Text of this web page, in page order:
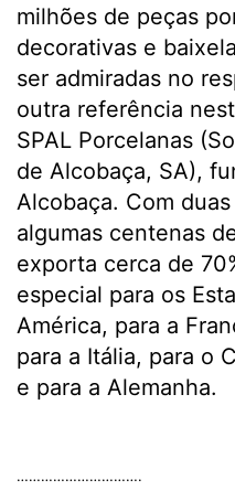
milhões de peças
decorativas e
ser admiradas no
outra referência
SPAL Porcelanas
de Alcobaça, SA),
Alcobaça. Com
algumas centenas
exporta cerca de
especial para os
América, para a
para a Itália, para o
e para a Alemanha.
………………………….